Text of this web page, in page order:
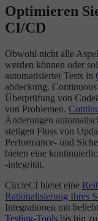
Optimieren
CI/CD
Obwohl nicht alle
werden können oder
automatisierter Tests in
abdeckung.
Überprüfung von
von Problemen.
Änderungen
stetigen Fluss von
Performance- und
bieten eine
-integrität.
CircleCI bietet eine
Rationalisierung Ihres
Integrationen mit
Testing-Tools bis hin